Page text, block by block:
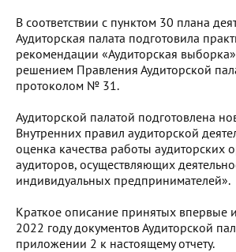
В соответствии с пунктом 30 плана
Аудиторская палата подготовила
рекомендации «Аудиторская
решением Правления Аудиторской
протоколом № 31.
Аудиторской палатой подготовлена
Внутренних правил аудиторской
оценка качества работы аудиторских
аудиторов, осуществляющих
индивидуальных предпринимателей».
Краткое описание принятых впервые
2022 году документов Аудиторской
приложении 2 к настоящему отчету.